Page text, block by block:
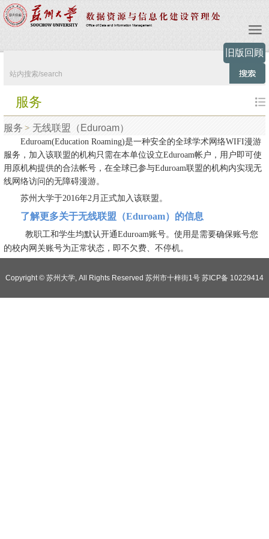
旧版回顾
服务
服务 无线联盟（Eduroam）
Eduroam(Education Roaming)是一种安全的全球学术网络WIFI漫游
服务，加入该联盟的机构只需在本单位设立Eduroam帐户，用户即可使
用原机构提供的合法帐号，在全球已参与Eduroam联盟的机构内实现无
线网络访问的无障碍漫游。
苏州大学于2016年2月正式加入该联盟。
了解更多关于无线联盟（Eduroam）的信息
教职工和学生均默认开通Eduroam账号。使用是需要确保账号您
的校内网关账号为正常状态，即不欠费、不停机。
Copyright © 苏州大学, All Rights Reserved 苏州市十梓街1号 苏ICP备 10229414